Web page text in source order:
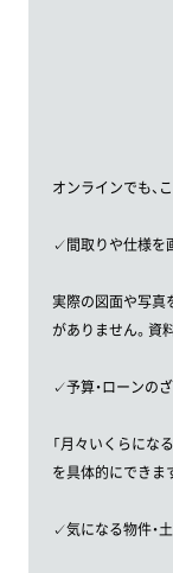
オンラインでも、
✓間取りや仕様を
実際の図面や写真
がありません。資
✓予算・ローンの
「月々いくらにな
を具体的にできま
✓気になる物件・